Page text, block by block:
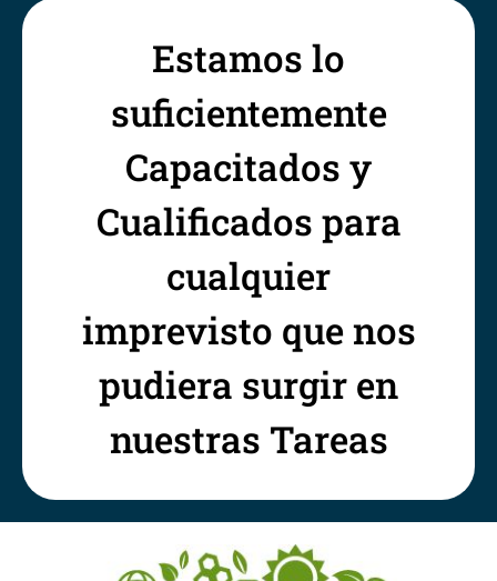
Estamos lo
suficientemente
Capacitados y
Cualificados para
cualquier
imprevisto que nos
pudiera surgir en
nuestras Tareas